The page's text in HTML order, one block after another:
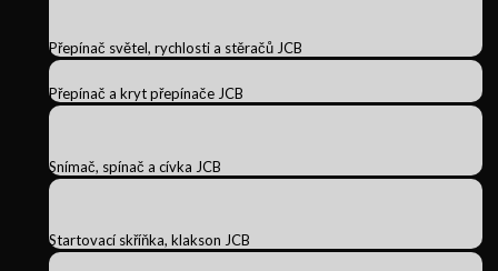
Přepínač světel, rychlosti a stěračů JCB
Přepínač a kryt přepínače JCB
Snímač, spínač a cívka JCB
Startovací skříňka, klakson JCB